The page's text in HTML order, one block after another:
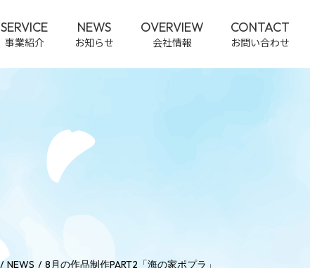
SERVICE
事業紹介
NEWS
お知らせ
OVERVIEW
会社情報
CONTACT
お問い合わせ
NEWS 8月の作品制作PART2「海の家ポプラ」